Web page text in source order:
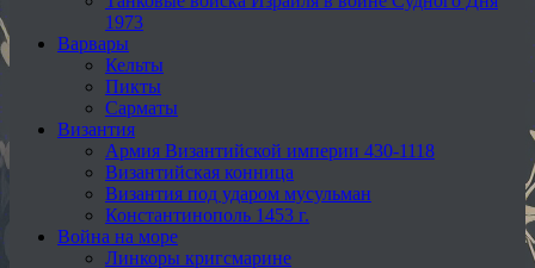
1973
Варвары
Кельты
Пикты
Сарматы
Византия
Армия Византийской империи 430-1118
Византийская конница
Византия под ударом мусульман
Константинополь 1453 г.
Война на море
Линкоры кригсмарине